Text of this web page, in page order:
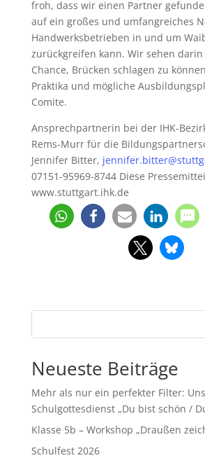
froh, dass wir einen Partner
auf ein großes und umfangreiches
Handwerksbetrieben in und um
zurückgreifen kann. Wir sehen
Chance, Brücken schlagen zu
Praktika und mögliche
Comite.
Ansprechpartnerin bei der IHK-
Rems-Murr für die
Jennifer Bitter,
07151-95969-8744 Diese
www.stuttgart.ihk.de
Neueste Beiträge
Mehr als nur ein perfekter Filter:
Schulgottesdienst „Du bist schön /
Klasse 5b – Workshop „Draußen
Schulfest 2026